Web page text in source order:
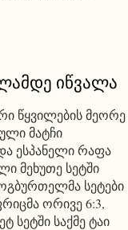
იწვალა
წყვილების მეორე
მატჩი
ესპანელი რაფა
მეხუთე სეტში
სეტები
ორივე 6:3,
სეტში საქმე ტაი